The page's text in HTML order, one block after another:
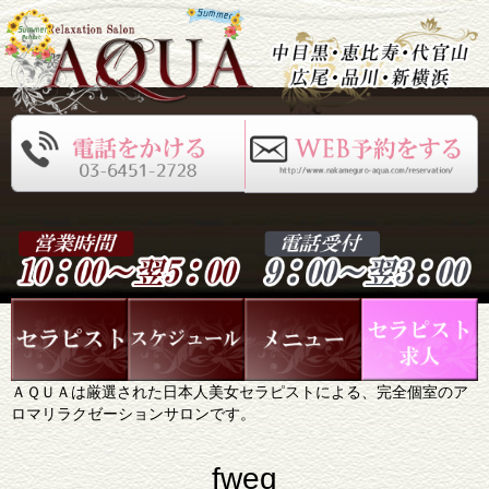
ＡＱＵＡは厳選された日本人美女セラピストによる、完全個室のア
ロマリラクゼーションサロンです。
fweq